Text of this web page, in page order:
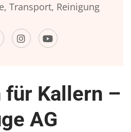
Transport, Reinigung
für Kallern –
AG